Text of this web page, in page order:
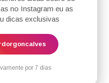
no Instagram eu as
dicas exclusivas
por 7 dias